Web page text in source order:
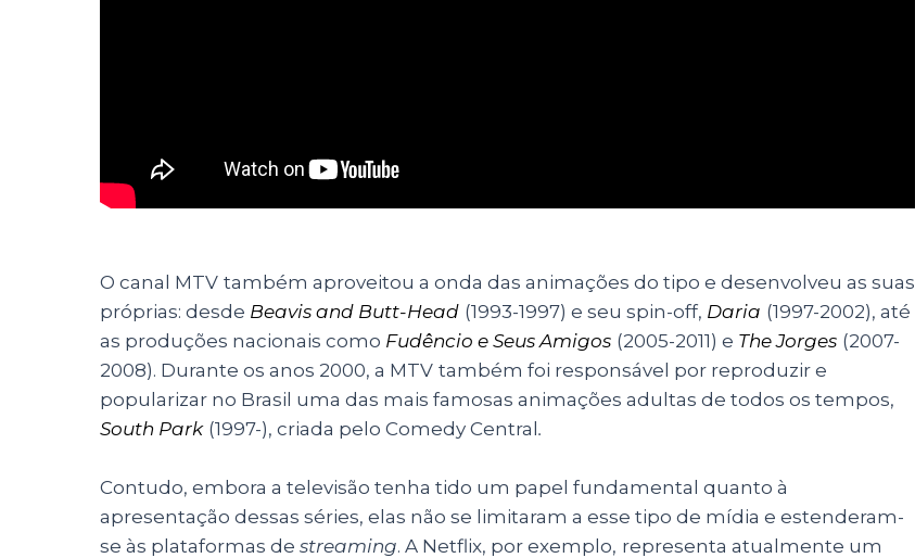
O canal MTV também aproveitou a onda das animações do tipo e desenvolveu as suas
próprias: desde Beavis and Butt-Head (1993-1997) e seu spin-off, Daria (1997-2002), até
as produções nacionais como Fudêncio e Seus Amigos (2005-2011) e The Jorges (2007-
2008). Durante os anos 2000, a MTV também foi responsável por reproduzir e
popularizar no Brasil uma das mais famosas animações adultas de todos os tempos,
South Park (1997-), criada pelo Comedy Central.
Contudo, embora a televisão tenha tido um papel fundamental quanto à
apresentação dessas séries, elas não se limitaram a esse tipo de mídia e estenderam-
se às plataformas de streaming. A Netflix, por exemplo, representa atualmente um